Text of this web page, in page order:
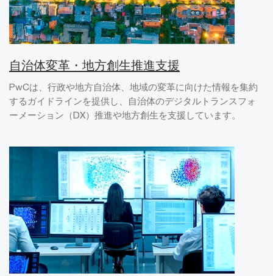
自治体変革・地方創生推進支援
PwCは、行政や地方自治体、地域の変革に向けた情報を集約
するガイドラインを提供し、自治体のデジタルトランスフォ
ーメーション（DX）推進や地方創生を支援しています。